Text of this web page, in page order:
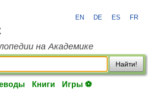
EN DE ES FR
на Академике
Найти!
Книги Игры ⚽